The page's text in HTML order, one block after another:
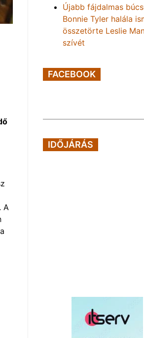
A
Újabb fájdalmas
Bonnie Tyler halála
összetörte Leslie
szívét
FACEBOOK
IDŐJÁRÁS